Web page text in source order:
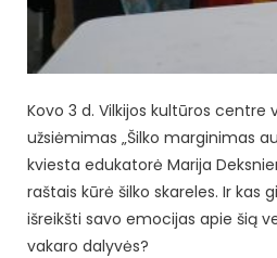
Kovo 3 d. Vilkijos kultūros centre
užsiėmimas „Šilko marginimas
kviesta edukatorė Marija
raštais kūrė šilko skareles. Ir kas
išreikšti savo emocijas apie šią
vakaro dalyvės?